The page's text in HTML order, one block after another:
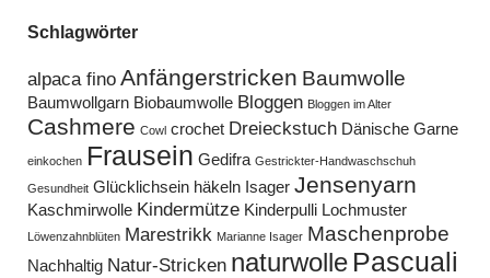
Schlagwörter
alpaca fino Anfängerstricken Baumwolle
Baumwollgarn Biobaumwolle Bloggen Bloggen im Alter
Cashmere Cowl crochet Dreieckstuch Dänische Garne
einkochen Frausein Gedifra Gestrickter-Handwaschschuh
Gesundheit Glücklichsein häkeln Isager Jensenyarn
Kaschmirwolle Kindermütze Kinderpulli Lochmuster
Löwenzahnblüten Marestrikk Marianne Isager Maschenprobe
Nachhaltig Natur-Stricken naturwolle Pascuali